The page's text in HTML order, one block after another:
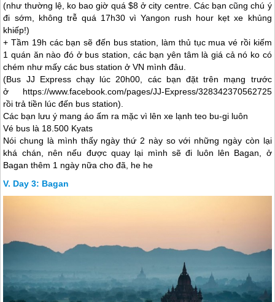
(như thường lệ, ko bao giờ quá $8 ở city centre. Các bạn cũng chú ý
đi sớm, không trễ quá 17h30 vì Yangon rush hour kẹt xe khủng
khiếp!)
+ Tầm 19h các bạn sẽ đến bus station, làm thủ tục mua vé rồi kiếm
1 quán ăn nào đó ở bus station, các bạn yên tâm là giá cả nó ko có
chém như mấy các bus station ở VN mình đâu.
(Bus JJ Express chạy lúc 20h00, các bạn đặt trên mạng trước
ở https://www.facebook.com/pages/JJ-Express/328342370562725
rồi trả tiền lúc đến bus station).
Các bạn lưu ý mang áo ấm ra mặc vì lên xe lạnh teo bu-gi luôn
Vé bus là 18.500 Kyats
Nói chung là mình thấy ngày thứ 2 này so với những ngày còn lại
khá chán, nên nếu được quay lại mình sẽ đi luôn lên Bagan, ở
Bagan thêm 1 ngày nữa cho đã, he he
Day 3: Bagan